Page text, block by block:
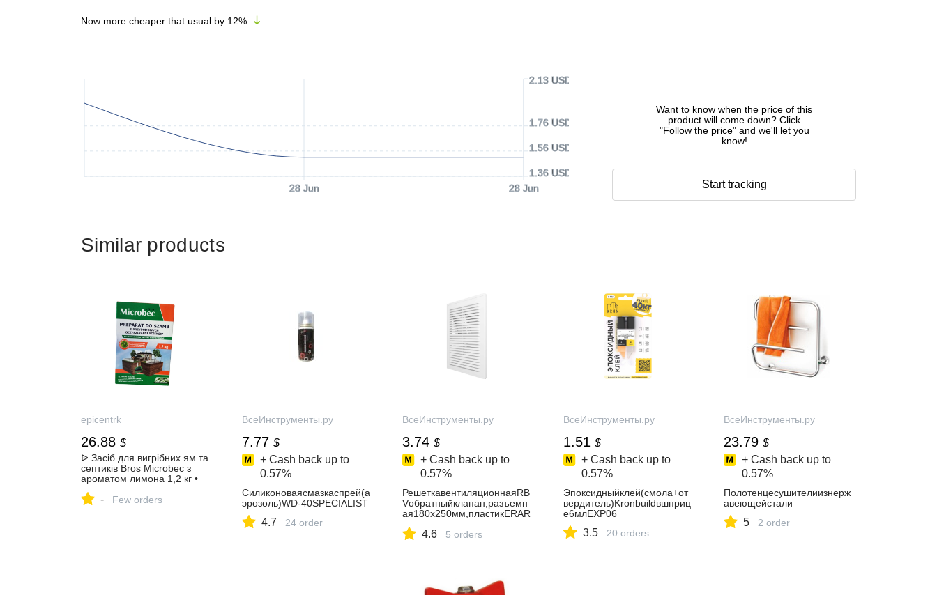
Now more cheaper that usual by 12%
28 Jun 28 Jun
1.36 USD
1.56 USD
1.76 USD
2.13 USD
Want to know when the price of this
product will come down? Click
"Follow the price" and we'll let you
know!
Start tracking
Similar products
epicentrk
26.88 $
ᐉ Засіб для вигрібних ям та
септиків Bros Microbec з
ароматом лимона 1,2 кг •
Купити в Епіцентр
- Few orders
ВсеИнструменты.ру
7.77 $
+ Cash back up to
0.57%
Силиконоваясмазкаспрей(а
эрозоль)WD-40SPECIALIST
4.7 24 order
ВсеИнструменты.ру
3.74 $
+ Cash back up to
0.57%
РешеткавентиляционнаяRB
Vобратныйклапан,разъемн
ая180x250мм,пластикERAR
4.6 5 orders
ВсеИнструменты.ру
1.51 $
+ Cash back up to
0.57%
Эпоксидныйклей(смола+от
вердитель)Kronbuildвшприц
е6млEXP06
3.5 20 orders
ВсеИнструменты.ру
23.79 $
+ Cash back up to
0.57%
Полотенцесушителиизнерж
авеющейстали
5 2 order